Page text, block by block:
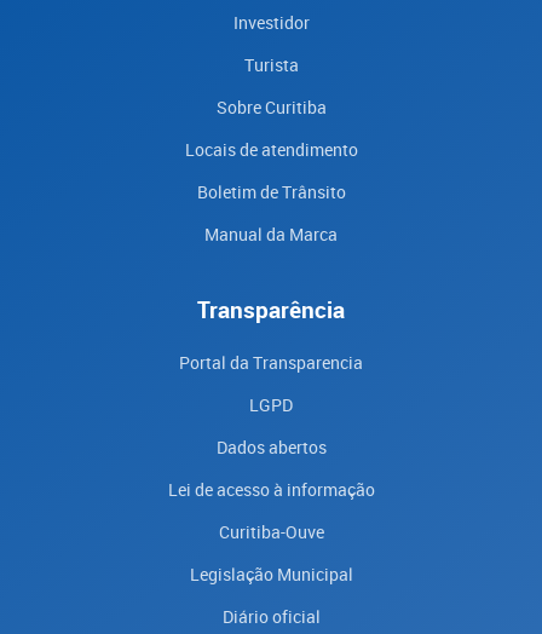
Investidor
Turista
Sobre Curitiba
Locais de atendimento
Boletim de Trânsito
Manual da Marca
Transparência
Portal da Transparencia
LGPD
Dados abertos
Lei de acesso à informação
Curitiba-Ouve
Legislação Municipal
Diário oficial